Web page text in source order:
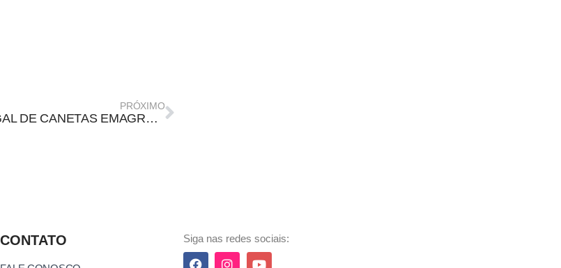
PRÓXIMO
COMÉRCIO ILEGAL DE CANETAS EMAGRECEDORAS CRESCE IMPULSIONADO PELA DESINFORMAÇÃO, E AUMENTA RISCOS À SAÚDE
CONTATO Siga nas redes sociais: